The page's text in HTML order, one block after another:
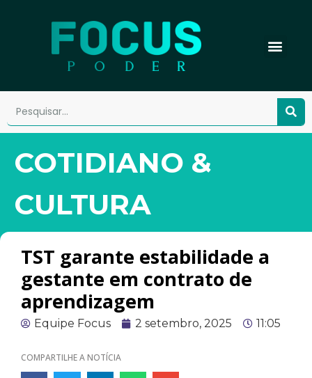
COTIDIANO &
CULTURA
TST garante estabilidade a
gestante em contrato de
aprendizagem
Equipe Focus 2 setembro, 2025 11:05
COMPARTILHE A NOTÍCIA